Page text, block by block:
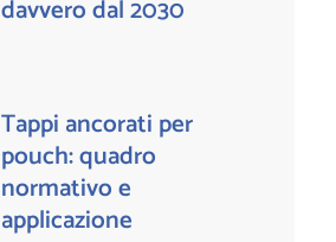
davvero dal 2030
Tappi ancorati per
pouch: quadro
normativo e
applicazione